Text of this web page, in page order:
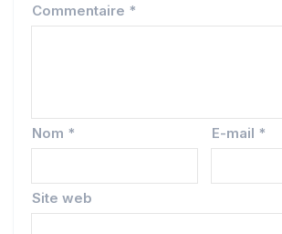
Commentaire *
Nom * E-mail *
Site web